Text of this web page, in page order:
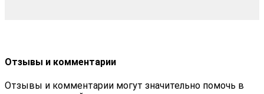
Отзывы и комментарии
Отзывы и комментарии могут значительно помочь в